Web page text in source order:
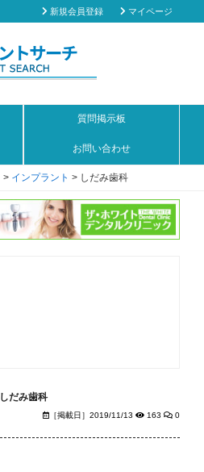
新規会員登録 マイページ
質問掲示板
お問い合わせ
> インプラント > しだみ歯科
しだみ歯科
［掲載日］2019/11/13 163 0